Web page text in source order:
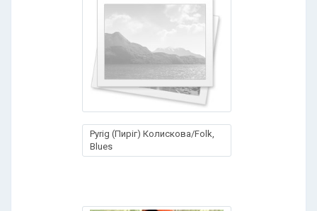
Pyrig (Пиріг) Колискова/Folk,
Blues